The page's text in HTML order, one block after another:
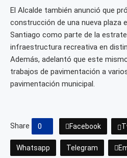
El Alcalde también anunció que
construcción de una nueva plaza
Santiago como parte de la
infraestructura recreativa en
Además, adelantó que este
trabajos de pavimentación a
pavimentación municipal.
Share 0 Facebook
Whatsapp Telegram